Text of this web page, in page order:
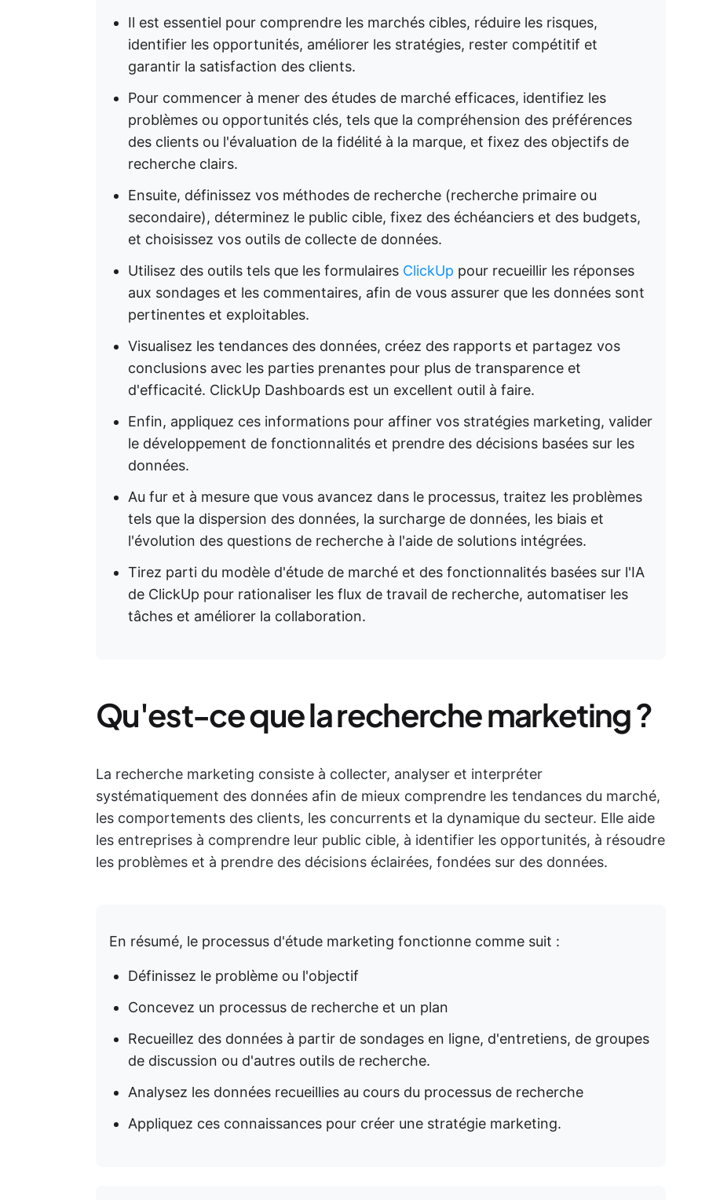
Il est essentiel pour comprendre les marchés cibles, réduire les risques,
identifier les opportunités, améliorer les stratégies, rester compétitif et
garantir la satisfaction des clients.
Pour commencer à mener des études de marché efficaces, identifiez les
problèmes ou opportunités clés, tels que la compréhension des préférences
des clients ou l'évaluation de la fidélité à la marque, et fixez des objectifs de
recherche clairs.
Ensuite, définissez vos méthodes de recherche (recherche primaire ou
secondaire), déterminez le public cible, fixez des échéanciers et des budgets,
et choisissez vos outils de collecte de données.
Utilisez des outils tels que les formulaires ClickUp pour recueillir les réponses
aux sondages et les commentaires, afin de vous assurer que les données sont
pertinentes et exploitables.
Visualisez les tendances des données, créez des rapports et partagez vos
conclusions avec les parties prenantes pour plus de transparence et
d'efficacité. ClickUp Dashboards est un excellent outil à faire.
Enfin, appliquez ces informations pour affiner vos stratégies marketing, valider
le développement de fonctionnalités et prendre des décisions basées sur les
données.
Au fur et à mesure que vous avancez dans le processus, traitez les problèmes
tels que la dispersion des données, la surcharge de données, les biais et
l'évolution des questions de recherche à l'aide de solutions intégrées.
Tirez parti du modèle d'étude de marché et des fonctionnalités basées sur l'IA
de ClickUp pour rationaliser les flux de travail de recherche, automatiser les
tâches et améliorer la collaboration.
Qu'est-ce que la recherche marketing ?
La recherche marketing consiste à collecter, analyser et interpréter
systématiquement des données afin de mieux comprendre les tendances du marché,
les comportements des clients, les concurrents et la dynamique du secteur. Elle aide
les entreprises à comprendre leur public cible, à identifier les opportunités, à résoudre
les problèmes et à prendre des décisions éclairées, fondées sur des données.
En résumé, le processus d'étude marketing fonctionne comme suit :
Définissez le problème ou l'objectif
Concevez un processus de recherche et un plan
Recueillez des données à partir de sondages en ligne, d'entretiens, de groupes
de discussion ou d'autres outils de recherche.
Analysez les données recueillies au cours du processus de recherche
Appliquez ces connaissances pour créer une stratégie marketing.